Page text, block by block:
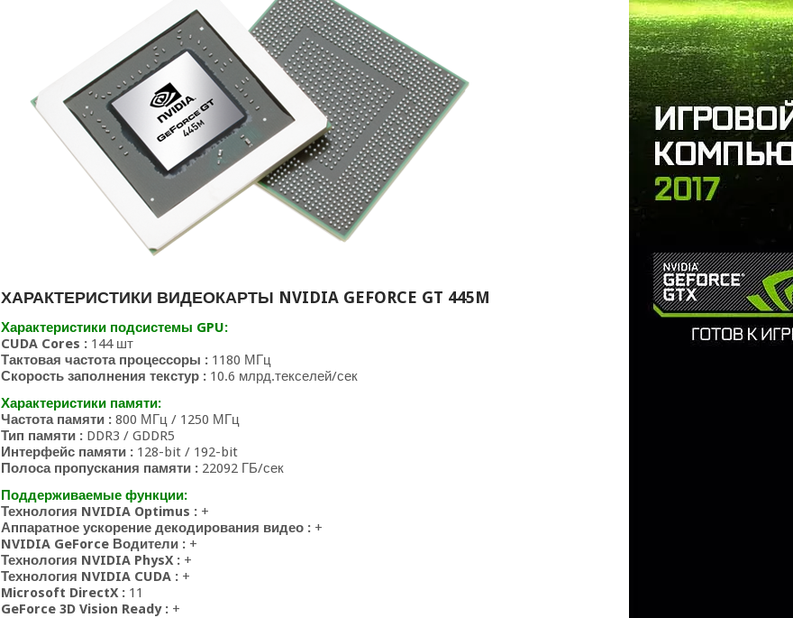
ХАРАКТЕРИСТИКИ ВИДЕОКАРТЫ NVIDIA GEFORCE GT 445M
Характеристики подсистемы GPU:
CUDA Cores : 144 шт
Тактовая частота процессоры : 1180 МГц
Скорость заполнения текстур : 10.6 млрд.текселей/сек
Характеристики памяти:
Частота памяти : 800 МГц / 1250 МГц
Тип памяти : DDR3 / GDDR5
Интерфейс памяти : 128-bit / 192-bit
Полоса пропускания памяти : 22092 ГБ/сек
Поддерживаемые функции:
Технология NVIDIA Optimus : +
Аппаратное ускорение декодирования видео : +
NVIDIA GeForce Водители : +
Технология NVIDIA PhysX : +
Технология NVIDIA CUDA : +
Microsoft DirectX : 11
GeForce 3D Vision Ready : +